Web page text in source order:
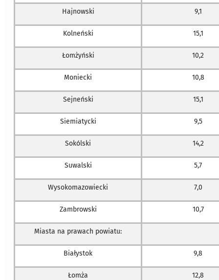
Hajnowski 9,1
Kolneński 15,1
Łomżyński 10,2
Moniecki 10,8
Sejneński 15,1
Siemiatycki 9,5
Sokólski 14,2
Suwalski 5,7
Wysokomazowiecki 7,0
Zambrowski 10,7
Miasta na prawach powiatu:
Białystok 9,8
Łomża 12,8